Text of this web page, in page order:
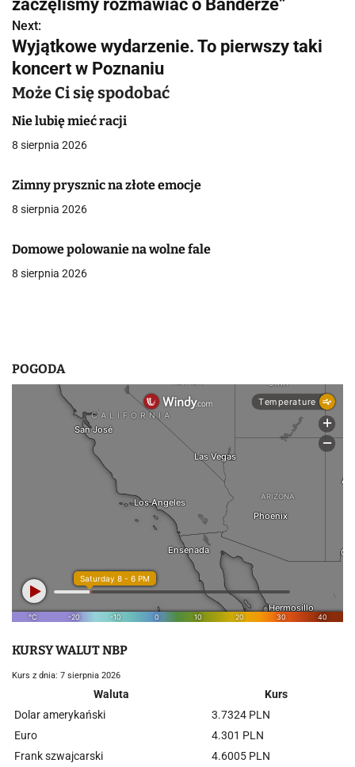
i
g
a
c
j
a
w
p
i
zaczęliśmy rozmawiać o Banderze”
Next:
Wyjątkowe wydarzenie. To pierwszy taki
koncert w Poznaniu
Może Ci się spodobać
Nie lubię mieć racji
8 sierpnia 2026
Zimny prysznic na złote emocje
8 sierpnia 2026
Domowe polowanie na wolne fale
8 sierpnia 2026
POGODA
KURSY WALUT NBP
Kurs z dnia: 7 sierpnia 2026
Waluta
Kurs
Dolar amerykański
3.7324 PLN
Euro
4.301 PLN
Frank szwajcarski
4.6005 PLN